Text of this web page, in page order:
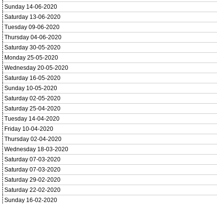
Sunday 14-06-2020
Saturday 13-06-2020
Tuesday 09-06-2020
Thursday 04-06-2020
Saturday 30-05-2020
Monday 25-05-2020
Wednesday 20-05-2020
Saturday 16-05-2020
Sunday 10-05-2020
Saturday 02-05-2020
Saturday 25-04-2020
Tuesday 14-04-2020
Friday 10-04-2020
Thursday 02-04-2020
Wednesday 18-03-2020
Saturday 07-03-2020
Saturday 07-03-2020
Saturday 29-02-2020
Saturday 22-02-2020
Sunday 16-02-2020